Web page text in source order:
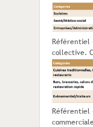
Référentiel
collective.
Référentiel